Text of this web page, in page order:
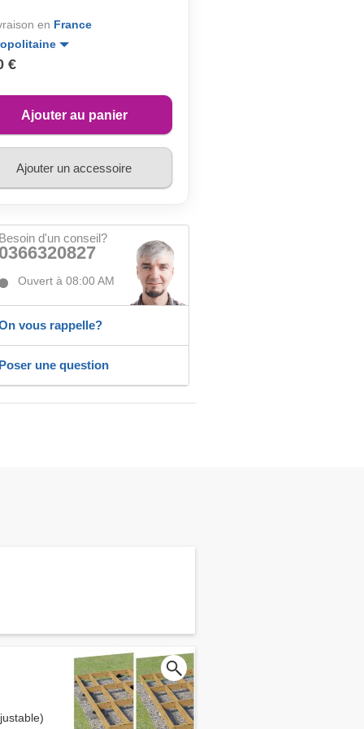
en France
€
Ajouter au panier
Ajouter un accessoire
d'un conseil?
Ouvert à 08:00 AM
vous rappelle?
une question